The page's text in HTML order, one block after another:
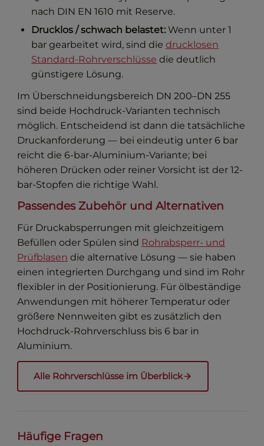
nach DIN EN 1610 mit Reserve.
Drucklos / schwach belastet: Wenn unter 1
bar gearbeitet wird, sind diedrucklosen
Standard-Rohrverschlüsse die deutlich
günstigere Lösung.
Im Überschneidungsbereich DN 200–DN 255
sind beide Hochdruck-Varianten technisch
möglich. Entscheidend ist dann die tatsächliche
Druckanforderung — bei eindeutig unter 6 bar
reicht die 6-bar-Aluminium-Variante; bei
höheren Drücken oder reiner Vorsicht ist der 12-
bar-Stopfen die richtige Wahl.
Passendes Zubehör und Alternativen
Für Druckabsperrungen mit gleichzeitigem
Befüllen oder Spülen sind Rohrabsperr- und
Prüfblasen die alternative Lösung — sie haben
einen integrierten Durchgang und sind im Rohr
flexibler in der Positionierung. Für ölbeständige
Anwendungen mit höherer Temperatur oder
größere Nennweiten gibt es zusätzlich den
Hochdruck-Rohrverschluss bis 6 bar in
Aluminium.
Alle Rohrverschlüsse im Überblick
Häufige Fragen